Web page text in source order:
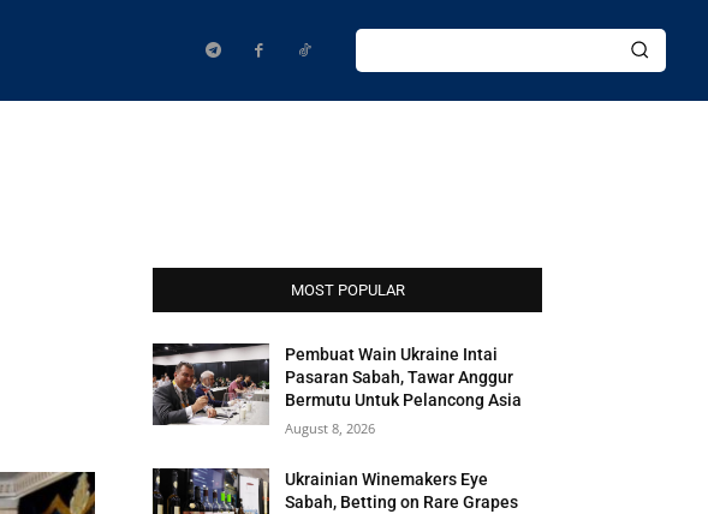
MOST POPULAR
Pembuat Wain Ukraine Intai
Pasaran Sabah, Tawar Anggur
Bermutu Untuk Pelancong Asia
August 8, 2026
Ukrainian Winemakers Eye
Sabah, Betting on Rare Grapes